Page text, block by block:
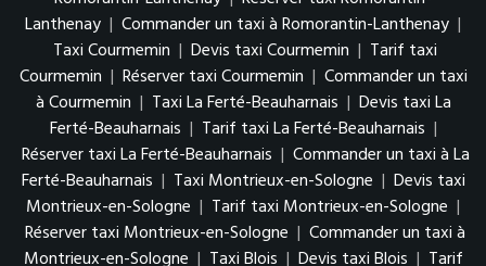
Lanthenay | Commander un taxi à Romorantin-Lanthenay |
Taxi Courmemin | Devis taxi Courmemin | Tarif taxi
Courmemin | Réserver taxi Courmemin | Commander un taxi
à Courmemin | Taxi La Ferté-Beauharnais | Devis taxi La
Ferté-Beauharnais | Tarif taxi La Ferté-Beauharnais |
Réserver taxi La Ferté-Beauharnais | Commander un taxi à La
Ferté-Beauharnais | Taxi Montrieux-en-Sologne | Devis taxi
Montrieux-en-Sologne | Tarif taxi Montrieux-en-Sologne |
Réserver taxi Montrieux-en-Sologne | Commander un taxi à
Montrieux-en-Sologne | Taxi Blois | Devis taxi Blois | Tarif